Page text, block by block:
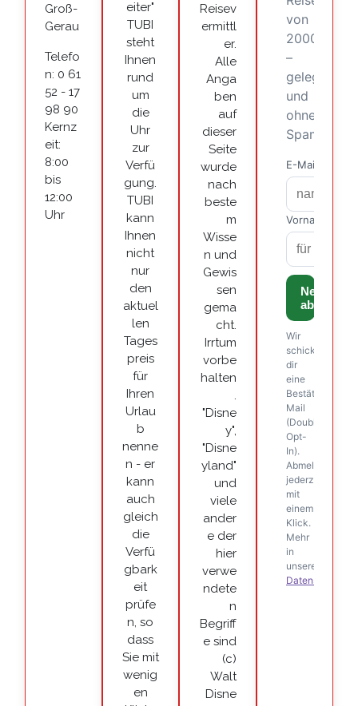
Groß-
Gerau
Telefo
n: 0 61
52 - 17
98 90
Kernz
eit:
8:00
bis
12:00
Uhr
eiter"
TUBI
steht
Ihnen
rund
um
die
Uhr
zur
Verfü
gung.
TUBI
kann
Ihnen
nicht
nur
den
aktuel
len
Tages
preis
für
Ihren
Urlau
b
nenne
n - er
kann
auch
gleich
die
Verfü
gbark
eit
prüfe
n, so
dass
Sie mit
wenig
en
Reisev
ermittl
er.
Alle
Anga
ben
auf
dieser
Seite
wurde
nach
beste
m
Wisse
n und
Gewis
sen
gema
cht.
Irrtum
vorbe
halten
.
"Disne
y",
"Disne
yland"
und
viele
ander
e der
hier
verwe
ndete
n
Begriff
e sind
(c)
Walt
Disne